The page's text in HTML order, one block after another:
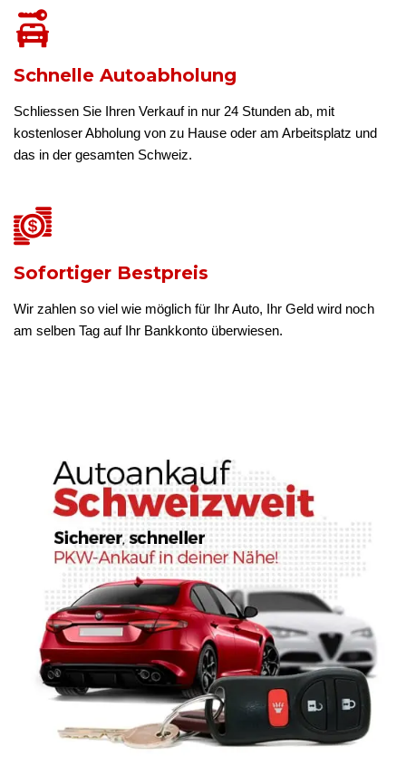
Schnelle Autoabholung
Schliessen Sie Ihren Verkauf in nur 24 Stunden ab, mit
kostenloser Abholung von zu Hause oder am Arbeitsplatz und
das in der gesamten Schweiz.
Sofortiger Bestpreis
Wir zahlen so viel wie möglich für Ihr Auto, Ihr Geld wird noch
am selben Tag auf Ihr Bankkonto überwiesen.